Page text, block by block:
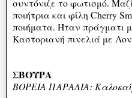
συντόνιζε το φωτισμό.
ποιήτρια και φίλη Cherry
ποιήματα. Ήταν πράγματι
Καστοριανή πινελιά με
ΣΒΟΥΡΑ
ΒΟΡΕΙΑ ΠΑΡΑΛΙΑ: